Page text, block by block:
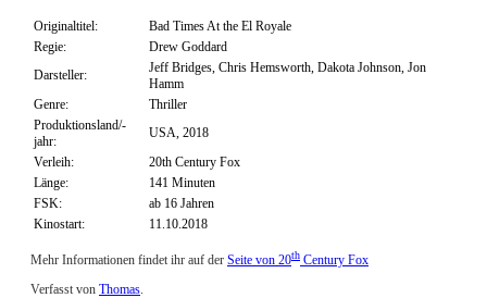
Originaltitel:
Bad Times At the El Royale
Regie:
Drew Goddard
Darsteller:
Jeff Bridges, Chris Hemsworth, Dakota Johnson, Jon
Hamm
Genre:
Thriller
Produktionsland/-
jahr:
USA, 2018
Verleih:
20th Century Fox
Länge:
141 Minuten
FSK:
ab 16 Jahren
Kinostart:
11.10.2018
Mehr Informationen findet ihr auf der Seite von 20th Century Fox
Verfasst von Thomas